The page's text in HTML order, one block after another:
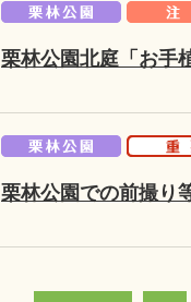
栗林公園北庭「お手
栗林公園での前撮り